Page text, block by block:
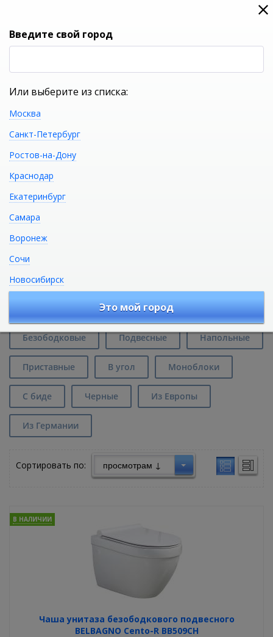
0
Унитазы BelBagno Cento в Ростове-на-
Дону
Безободковые Подвесные Напольные
Приставные В угол Моноблоки
С биде Черные Из Европы
Из Германии
Сортировать по:
Чаша унитаза безободкового подвесного
BELBAGNO Cento-R BB509CH
В НАЛИЧИИ
Введите свой город
Или выберите из списка:
Москва
Санкт-Петербург
Ростов-на-Дону
Краснодар
Екатеринбург
Самара
Воронеж
Сочи
Новосибирск
Это мой город